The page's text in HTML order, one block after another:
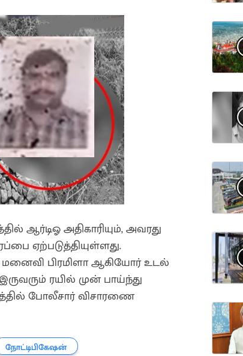
ஆர்டிஓ அதிகாரியும், அவரது
ஏற்படுத்தியுள்ளது.
மனைவி பிரமிளா ஆகியோர் உடல்
ரயில் முன் பாய்ந்து
போலீசார் விசாரணை
நோட்டிபிகேஷன்